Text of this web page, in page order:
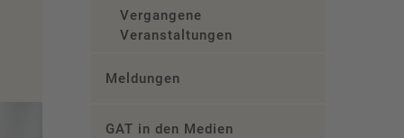
Vergangene
Veranstaltungen
Meldungen
GAT in den Medien